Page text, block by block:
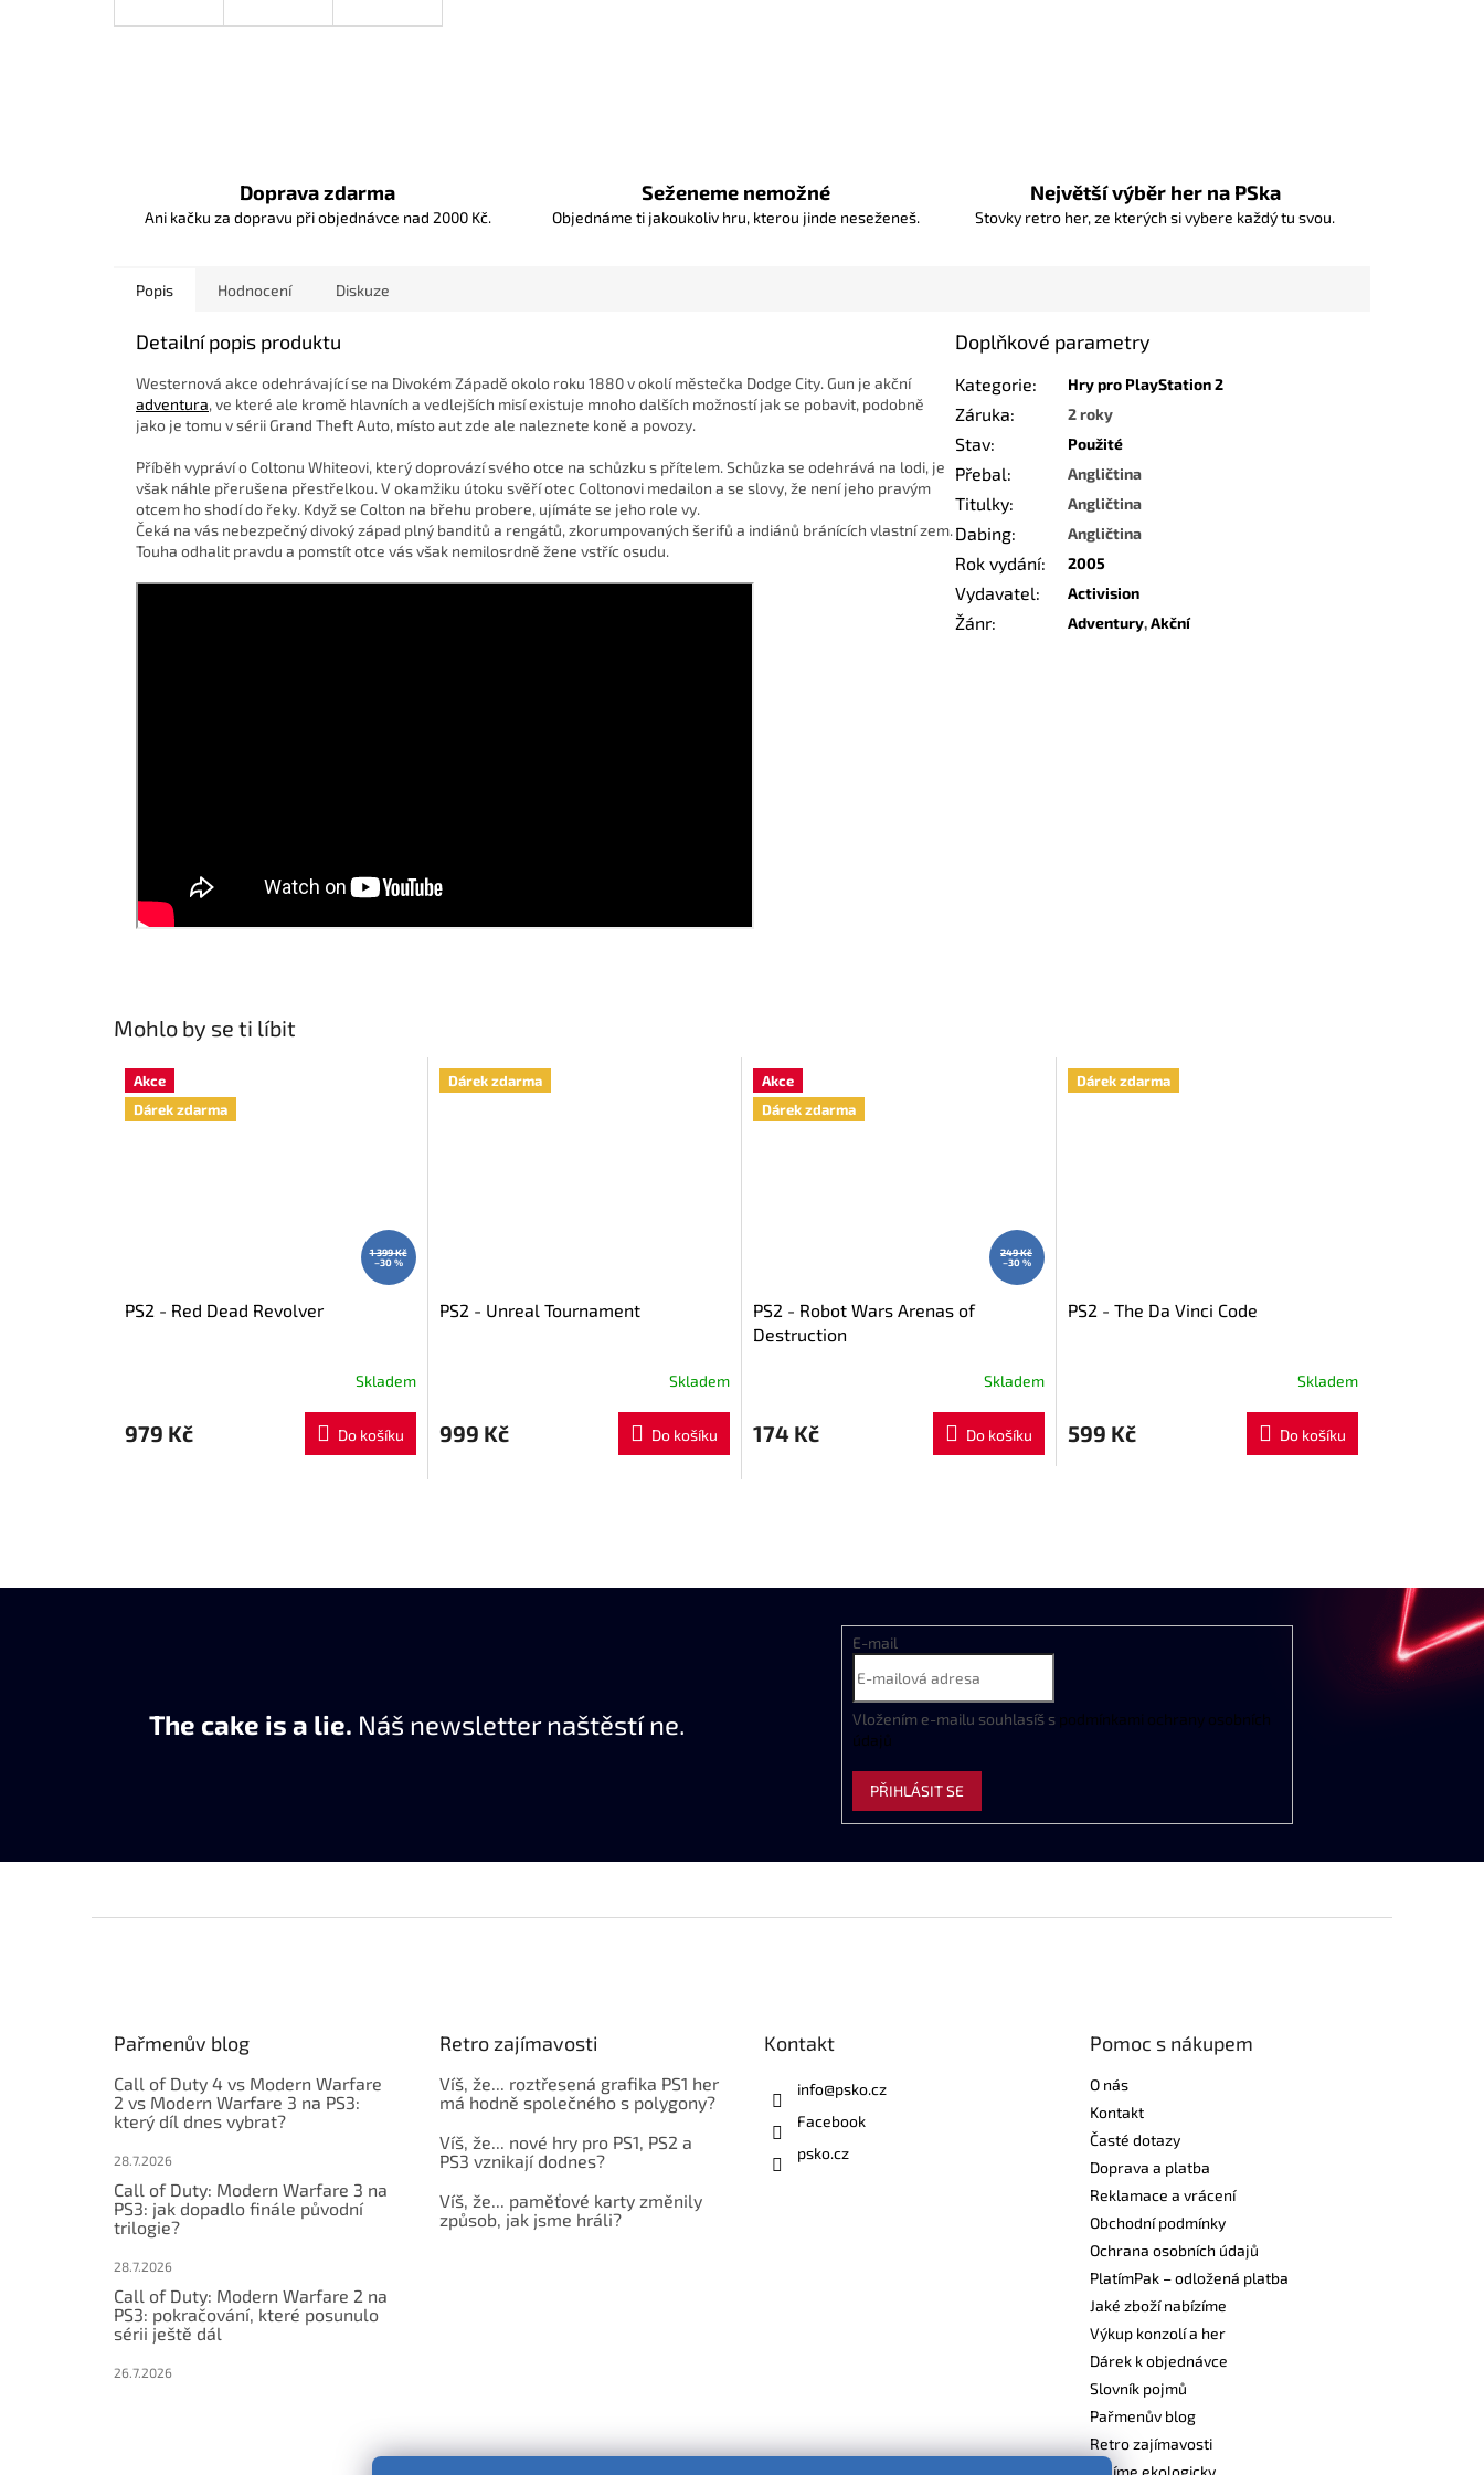
Doprava zdarma
Ani kačku za dopravu při objednávce nad 2000 Kč.
Seženeme nemožné
Objednáme ti jakoukoliv hru, kterou jinde neseženeš.
Největší výběr her na PSka
Stovky retro her, ze kterých si vybere každý tu svou.
Mohlo by se ti líbit
Akce
Dárek zdarma
1 399 Kč
–30 %
PS2 - Red Dead Revolver
Skladem
979 Kč Do košíku
Dárek zdarma
PS2 - Unreal Tournament
Skladem
999 Kč Do košíku
Akce
Dárek zdarma
249 Kč
–30 %
PS2 - Robot Wars Arenas of
Destruction
Skladem
174 Kč Do košíku
Dárek zdarma
PS2 - The Da Vinci Code
Skladem
599 Kč Do košíku
Popis Hodnocení Diskuze
Detailní popis produktu
Westernová akce odehrávající se na Divokém Západě okolo roku 1880 v okolí městečka Dodge City. Gun je akční
adventura, ve které ale kromě hlavních a vedlejších misí existuje mnoho dalších možností jak se pobavit, podobně
jako je tomu v sérii Grand Theft Auto, místo aut zde ale naleznete koně a povozy.
Příběh vypráví o Coltonu Whiteovi, který doprovází svého otce na schůzku s přítelem. Schůzka se odehrává na lodi, je
však náhle přerušena přestřelkou. V okamžiku útoku svěří otec Coltonovi medailon a se slovy, že není jeho pravým
otcem ho shodí do řeky. Když se Colton na břehu probere, ujímáte se jeho role vy.
Čeká na vás nebezpečný divoký západ plný banditů a rengátů, zkorumpovaných šerifů a indiánů bránících vlastní zem.
Touha odhalit pravdu a pomstít otce vás však nemilosrdně žene vstříc osudu.
Doplňkové parametry
Kategorie: Hry pro PlayStation 2
Záruka: 2 roky
Stav: Použité
Přebal: Angličtina
Titulky: Angličtina
Dabing: Angličtina
Rok vydání: 2005
Vydavatel: Activision
Žánr: Adventury,Akční
The cake is a lie. Náš newsletter naštěstí ne.
E-mail
Vložením e-mailu souhlasíš s podmínkami ochrany osobních
údajů
PŘIHLÁSIT SE
Pařmenův blog
Call of Duty 4 vs Modern Warfare
2 vs Modern Warfare 3 na PS3:
který díl dnes vybrat?
28.7.2026
Call of Duty: Modern Warfare 3 na
PS3: jak dopadlo finále původní
trilogie?
28.7.2026
Call of Duty: Modern Warfare 2 na
PS3: pokračování, které posunulo
sérii ještě dál
26.7.2026
Retro zajímavosti
Víš, že... roztřesená grafika PS1 her
má hodně společného s polygony?
Víš, že... nové hry pro PS1, PS2 a
PS3 vznikají dodnes?
Víš, že... paměťové karty změnily
způsob, jak jsme hráli?
Kontakt
info@psko.cz
Facebook
psko.cz
Pomoc s nákupem
O nás
Kontakt
Časté dotazy
Doprava a platba
Reklamace a vrácení
Obchodní podmínky
Ochrana osobních údajů
PlatímPak – odložená platba
Jaké zboží nabízíme
Výkup konzolí a her
Dárek k objednávce
Slovník pojmů
Pařmenův blog
Retro zajímavosti
Balíme ekologicky